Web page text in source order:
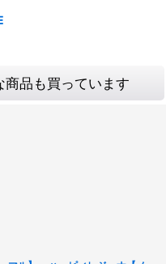
商品も買っています